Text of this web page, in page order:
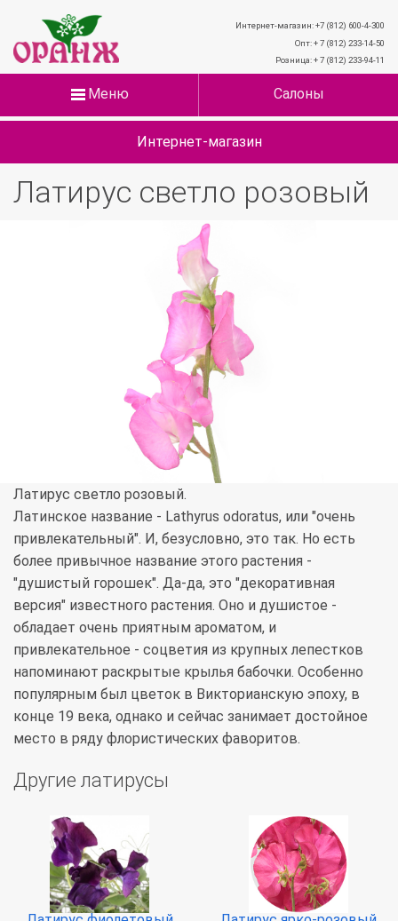
Интернет-магазин: +7 (812) 600-4-300
Опт: + 7 (812) 233-14-50
Розница: + 7 (812) 233-94-11
Меню Салоны
Интернет-магазин
Латирус светло розовый
Латирус светло розовый.
Латинское название - Lathyrus odoratus, или "очень
привлекательный". И, безусловно, это так. Но есть
более привычное название этого растения -
"душистый горошек". Да-да, это "декоративная
версия" известного растения. Оно и душистое -
обладает очень приятным ароматом, и
привлекательное - соцветия из крупных лепестков
напоминают раскрытые крылья бабочки. Особенно
популярным был цветок в Викторианскую эпоху, в
конце 19 века, однако и сейчас занимает достойное
место в ряду флористических фаворитов.
Другие латирусы